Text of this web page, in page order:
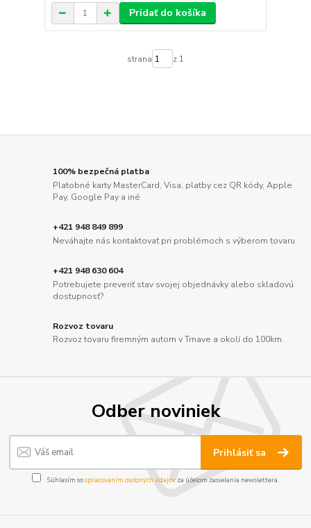
Pridať do košíka
strana z 1
100% bezpečná platba
Platobné karty MasterCard, Visa, platby cez QR kódy, Apple
Pay, Google Pay a iné
+421 948 849 899
Neváhajte nás kontaktovať pri problémoch s výberom tovaru
+421 948 630 604
Potrebujete preveriť stav svojej objednávky alebo skladovú
dostupnosť?
Rozvoz tovaru
Rozvoz tovaru firemným autom v Trnave a okolí do 100km.
Odber noviniek
Prihlásiť sa
Súhlasím sospracovaním osobných údajov za účelom zasielania newslettera.